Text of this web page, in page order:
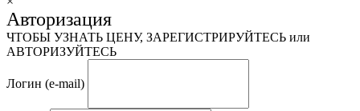
Авторизация
ЧТОБЫ УЗНАТЬ ЦЕНУ, ЗАРЕГИСТРИРУЙТЕСЬ или
АВТОРИЗУЙТЕСЬ
Логин (e-mail)